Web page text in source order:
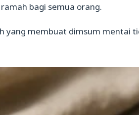
bagi semua orang.
yang membuat dimsum mentai